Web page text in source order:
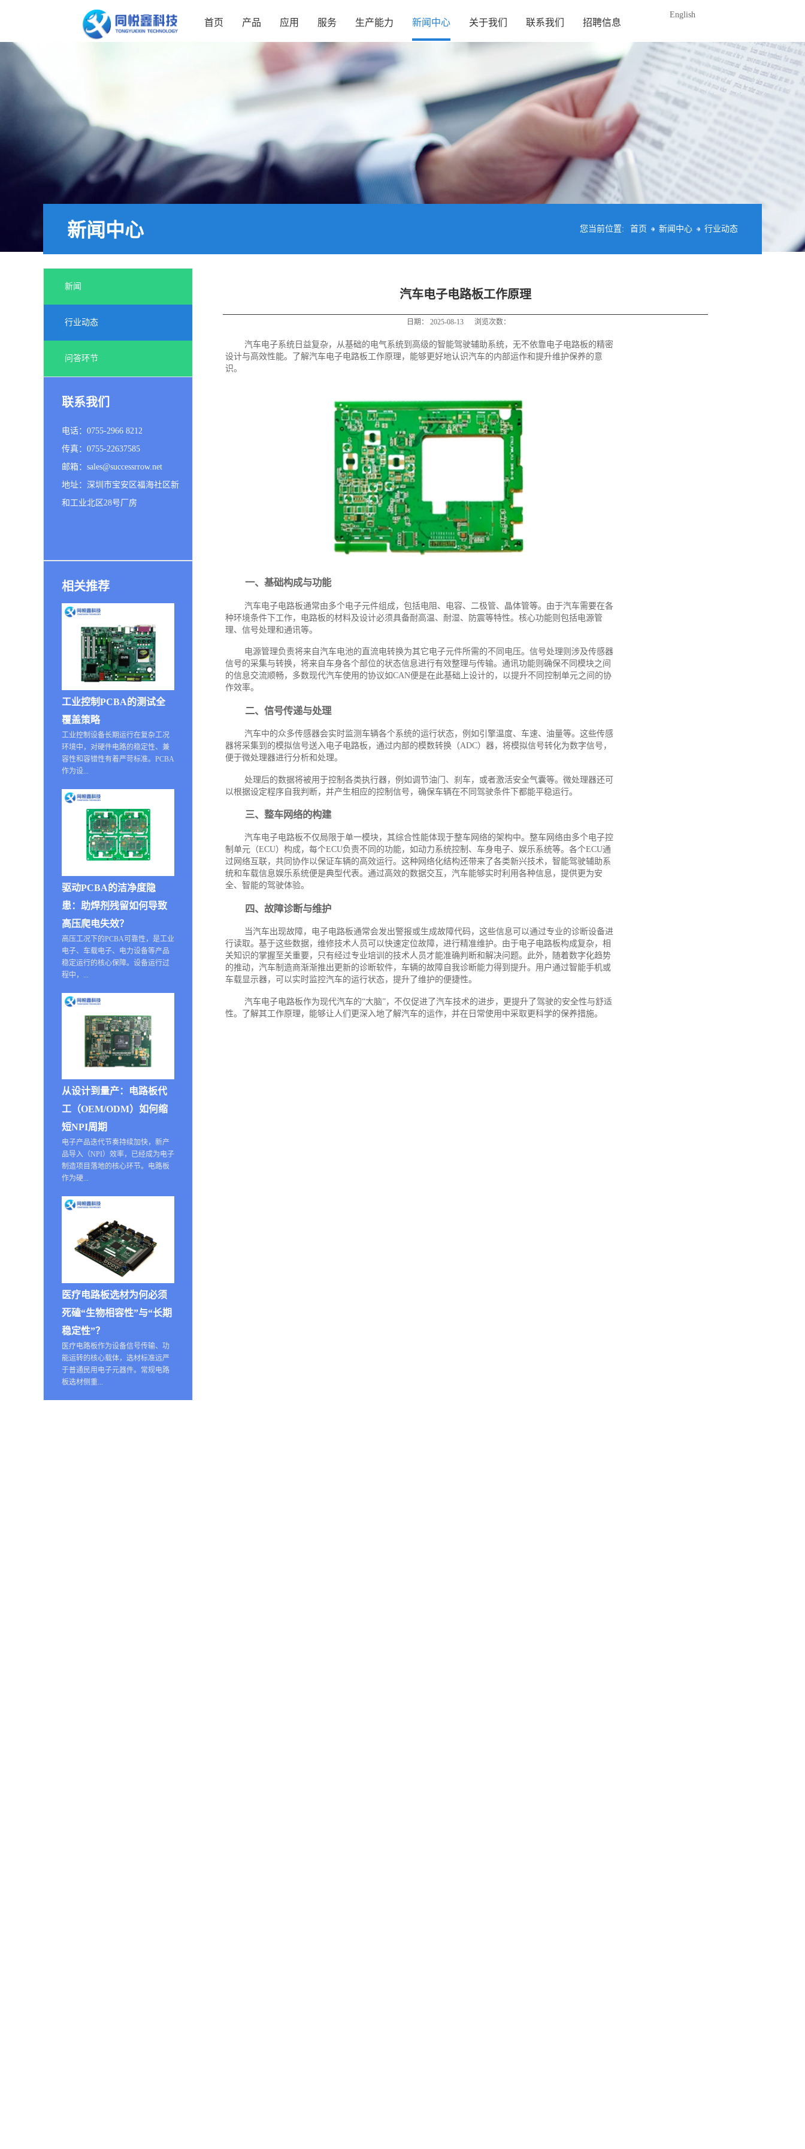
首页 产品 应用 服务 生产能力 新闻中心 关于我们 联系我们 招聘信息
English
您当前位置: 首页 新闻中心 行业动态
新闻中心
新闻
行业动态
问答环节
联系我们
电话：0755-2966 8212
传真：0755-22637585
邮箱：sales@successrrow.net
地址：深圳市宝安区福海社区新
和工业北区28号厂房
相关推荐
工业控制PCBA的测试全
覆盖策略
工业控制设备长期运行在复杂工况
环境中，对硬件电路的稳定性、兼
容性和容错性有着严苛标准。PCBA
作为设...
驱动PCBA的洁净度隐
患：助焊剂残留如何导致
高压爬电失效？
高压工况下的PCBA可靠性，是工业
电子、车载电子、电力设备等产品
稳定运行的核心保障。设备运行过
程中，...
从设计到量产：电路板代
工（OEM/ODM）如何缩
短NPI周期
电子产品迭代节奏持续加快，新产
品导入（NPI）效率，已经成为电子
制造项目落地的核心环节。电路板
作为硬...
医疗电路板选材为何必须
死磕“生物相容性”与“长期
稳定性”？
医疗电路板作为设备信号传输、功
能运转的核心载体，选材标准远严
于普通民用电子元器件。常规电路
板选材侧重...
汽车电子电路板工作原理
日期： 2025-08-13 浏览次数：
汽车电子系统日益复杂，从基础的电气系统到高级的智能驾驶辅助系统，无不依靠电子电路板的精密
设计与高效性能。了解汽车电子电路板工作原理，能够更好地认识汽车的内部运作和提升维护保养的意
识。
一、基础构成与功能
汽车电子电路板通常由多个电子元件组成，包括电阻、电容、二极管、晶体管等。由于汽车需要在各
种环境条件下工作，电路板的材料及设计必须具备耐高温、耐湿、防震等特性。核心功能则包括电源管
理、信号处理和通讯等。
电源管理负责将来自汽车电池的直流电转换为其它电子元件所需的不同电压。信号处理则涉及传感器
信号的采集与转换，将来自车身各个部位的状态信息进行有效整理与传输。通讯功能则确保不同模块之间
的信息交流顺畅，多数现代汽车使用的协议如CAN便是在此基础上设计的，以提升不同控制单元之间的协
作效率。
二、信号传递与处理
汽车中的众多传感器会实时监测车辆各个系统的运行状态，例如引擎温度、车速、油量等。这些传感
器将采集到的模拟信号送入电子电路板，通过内部的模数转换（ADC）器，将模拟信号转化为数字信号，
便于微处理器进行分析和处理。
处理后的数据将被用于控制各类执行器，例如调节油门、刹车，或者激活安全气囊等。微处理器还可
以根据设定程序自我判断，并产生相应的控制信号，确保车辆在不同驾驶条件下都能平稳运行。
三、整车网络的构建
汽车电子电路板不仅局限于单一模块，其综合性能体现于整车网络的架构中。整车网络由多个电子控
制单元（ECU）构成，每个ECU负责不同的功能，如动力系统控制、车身电子、娱乐系统等。各个ECU通
过网络互联，共同协作以保证车辆的高效运行。这种网络化结构还带来了各类新兴技术，智能驾驶辅助系
统和车载信息娱乐系统便是典型代表。通过高效的数据交互，汽车能够实时利用各种信息，提供更为安
全、智能的驾驶体验。
四、故障诊断与维护
当汽车出现故障，电子电路板通常会发出警报或生成故障代码，这些信息可以通过专业的诊断设备进
行读取。基于这些数据，维修技术人员可以快速定位故障，进行精准维护。由于电子电路板构成复杂，相
关知识的掌握至关重要，只有经过专业培训的技术人员才能准确判断和解决问题。此外，随着数字化趋势
的推动，汽车制造商渐渐推出更新的诊断软件，车辆的故障自我诊断能力得到提升。用户通过智能手机或
车载显示器，可以实时监控汽车的运行状态，提升了维护的便捷性。
汽车电子电路板作为现代汽车的“大脑”，不仅促进了汽车技术的进步，更提升了驾驶的安全性与舒适
性。了解其工作原理，能够让人们更深入地了解汽车的运作，并在日常使用中采取更科学的保养措施。